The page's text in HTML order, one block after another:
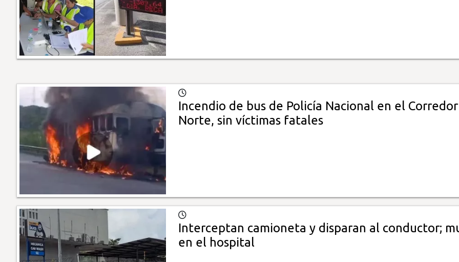
Incendio de bus de Policía Nacional en el Corredor
Norte, sin víctimas fatales
Interceptan camioneta y disparan al conductor;
en el hospital